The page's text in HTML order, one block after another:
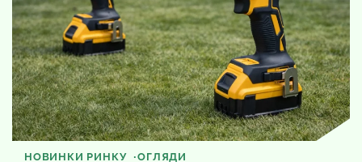
НОВИНКИ РИНКУ ОГЛЯДИ